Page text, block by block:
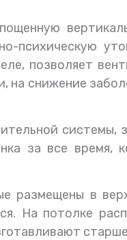
психическую
позволяет
на снижение
системы,
за все время,
размещены в
На потолке